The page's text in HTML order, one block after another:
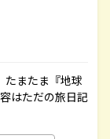
たまたま『地球
はただの旅日記